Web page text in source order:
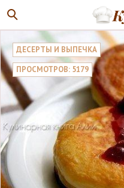
ДЕСЕРТЫ И ВЫПЕЧКА
ПРОСМОТРОВ: 5179